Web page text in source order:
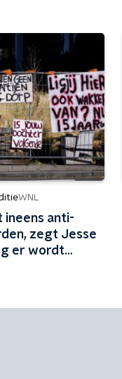
WNL
ineens anti-
zegt Jesse
er wordt